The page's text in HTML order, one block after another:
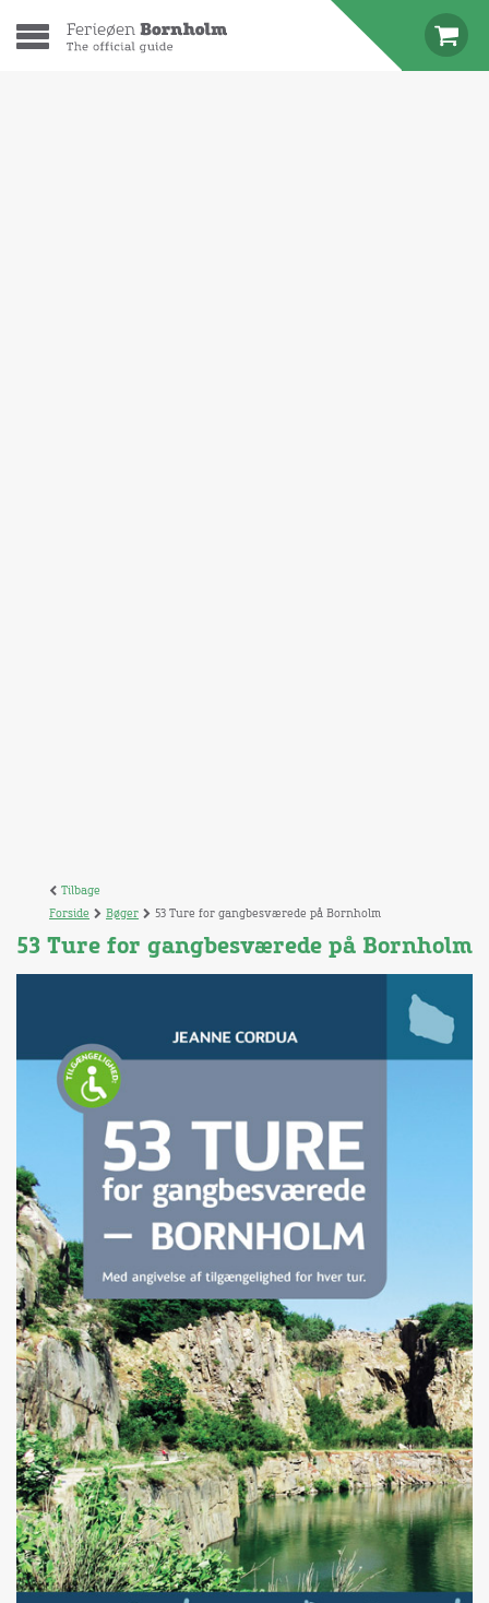
Tilbage
Forside Bøger 53 Ture for gangbesværede på Bornholm
53 Ture for gangbesværede på Bornholm